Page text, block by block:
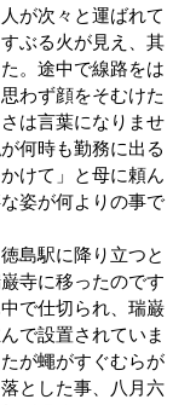
が次々と運ばれて
ぶる火が見え、其
。途中で線路をは
わず顔をそむけた
は言葉になりませ
何時も勤務に出る
けて」と母に頼ん
姿が何よりの事で
島駅に降り立つと
寺に移ったのです
で仕切られ、瑞巌
で設置されていま
が蠅がすぐむらが
とした事、八月六